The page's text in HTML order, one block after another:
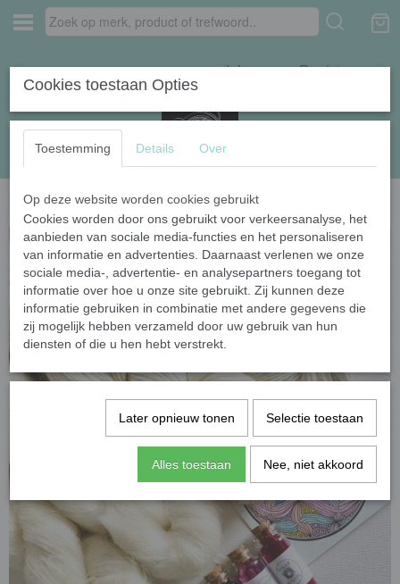
Inloggen Registreren
Home › Draadkracht Boxen › wolverven@home pakket van Draadkracht
Cookies toestaan Opties
Toestemming Details Over
Op deze website worden cookies gebruikt
Cookies worden door ons gebruikt voor verkeersanalyse, het
aanbieden van sociale media-functies en het personaliseren
van informatie en advertenties. Daarnaast verlenen we onze
sociale media-, advertentie- en analysepartners toegang tot
informatie over hoe u onze site gebruikt. Zij kunnen deze
informatie gebruiken in combinatie met andere gegevens die
zij mogelijk hebben verzameld door uw gebruik van hun
diensten of die u hen hebt verstrekt.
Later opnieuw tonen Selectie toestaan
Alles toestaan Nee, niet akkoord